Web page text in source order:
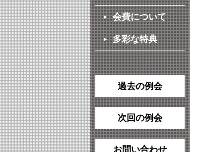
会費について
多彩な特典
過去の例会
次回の例会
お問い合わせ